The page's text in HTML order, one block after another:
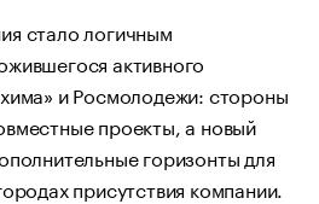
стало логичным
активного
и Росмолодежи: стороны
проекты, а новый
горизонты для
присутствия компании.